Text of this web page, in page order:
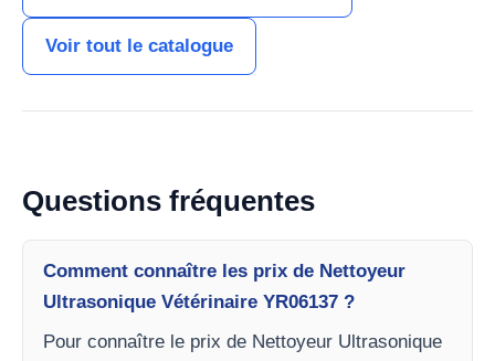
Voir tout le catalogue
Questions fréquentes
Comment connaître les prix de Nettoyeur
Ultrasonique Vétérinaire YR06137 ?
Pour connaître le prix de Nettoyeur Ultrasonique